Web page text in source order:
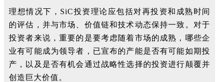
理想情况下，SiC投资理论应包括对再投资和成熟时间
的评估，并与市场、价值链和技术动态保持一致。对于
投资者来说，重要的是要考虑随着市场的成熟，哪些企
业有可能成为领导者，已宣布的产能是否有可能如期投
产，以及是否有机会通过战略性选择的投资进行颠覆并
创造巨大价值。